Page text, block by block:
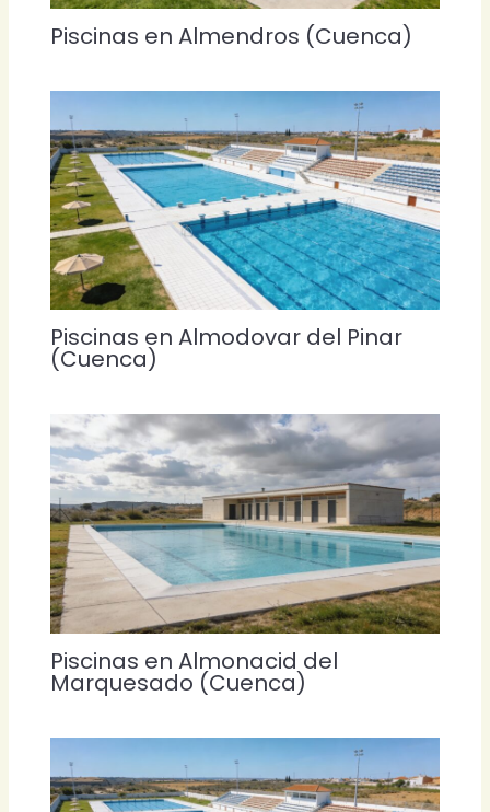
Piscinas en Almendros (Cuenca)
Piscinas en Almodovar del Pinar
(Cuenca)
Piscinas en Almonacid del
Marquesado (Cuenca)